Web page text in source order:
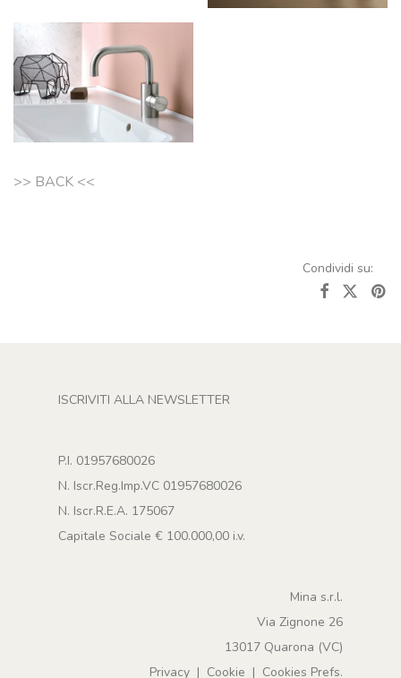
>> BACK <<
ISCRIVITI ALLA NEWSLETTER
P.I. 01957680026
N. Iscr.Reg.Imp.VC 01957680026
N. Iscr.R.E.A. 175067
Capitale Sociale € 100.000,00 i.v.
Mina s.r.l.
Via Zignone 26
13017 Quarona (VC)
Privacy | Cookie | Cookies Prefs.